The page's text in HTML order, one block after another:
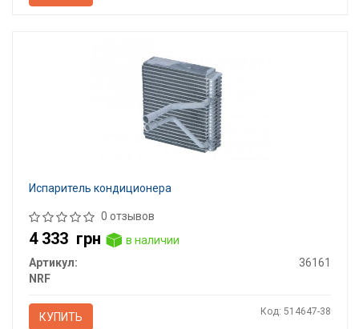
Испаритель кондиционера
0 отзывов
4 333 грн
в наличии
Артикул:
36161
NRF
КУПИТЬ Код: 514647-38